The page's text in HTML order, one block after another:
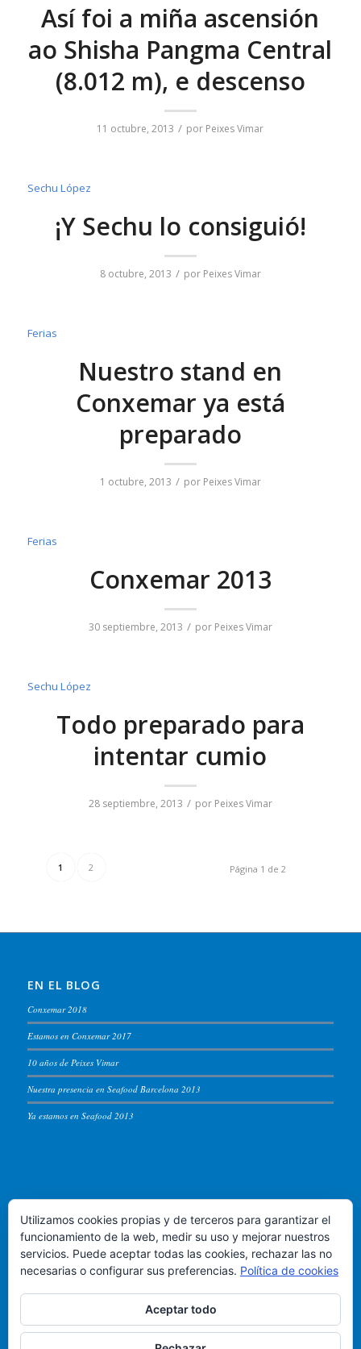
Así foi a miña ascensión
ao Shisha Pangma Central
(8.012 m), e descenso
11 octubre, 2013 / por Peixes Vimar
Sechu López
¡Y Sechu lo consiguió!
8 octubre, 2013 / por Peixes Vimar
Ferias
Nuestro stand en
Conxemar ya está
preparado
1 octubre, 2013 / por Peixes Vimar
Ferias
Conxemar 2013
30 septiembre, 2013 / por Peixes Vimar
Sechu López
Todo preparado para
intentar cumio
28 septiembre, 2013 / por Peixes Vimar
Página 1 de 2
1 2
EN EL BLOG
Conxemar 2018
Estamos en Conxemar 2017
10 años de Peixes Vimar
Nuestra presencia en Seafood Barcelona 2013
Ya estamos en Seafood 2013
Puerto de Vigo, lonja de altura - Almacen 54
Teléfono +34 986.822.583
Utilizamos cookies propias y de terceros para garantizar el
funcionamiento de la web, medir su uso y mejorar nuestros
servicios. Puede aceptar todas las cookies, rechazar las no
necesarias o configurar sus preferencias. Política de cookies
Aceptar todo